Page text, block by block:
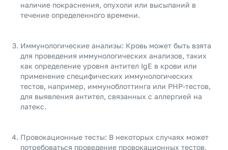
наличие покраснения, опухоли или высыпаний в
течение определенного времени.
Иммунологические анализы: Кровь может быть взята
для проведения иммунологических анализов, таких
как определение уровня антител IgE в крови или
применение специфических иммунологических
тестов, например, иммуноблоттинга или РНР-тестов,
для выявления антител, связанных с аллергией на
латекс.
Провокационные тесты: В некоторых случаях может
потребоваться проведение провокационных тестов,